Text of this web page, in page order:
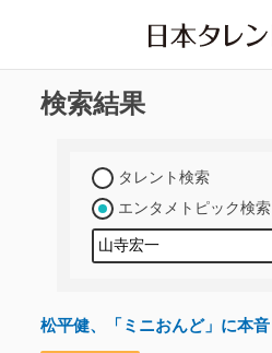
検索結果
タレント検索
エンタメトピック検索
松平健、「ミニおんど」に本音